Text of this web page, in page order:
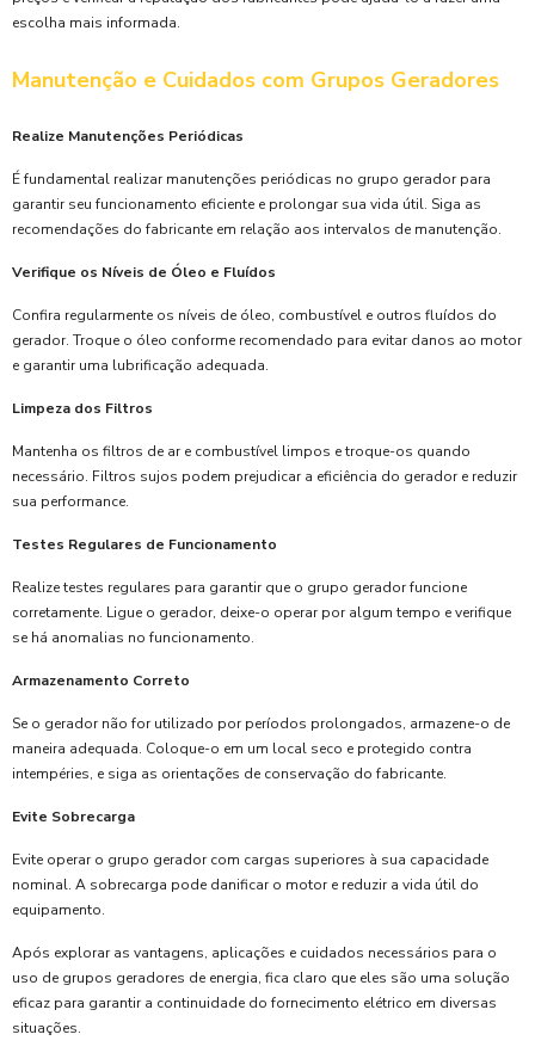
escolha mais informada.
Manutenção e Cuidados com Grupos Geradores
Realize Manutenções Periódicas
É fundamental realizar manutenções periódicas no grupo gerador para
garantir seu funcionamento eficiente e prolongar sua vida útil. Siga as
recomendações do fabricante em relação aos intervalos de manutenção.
Verifique os Níveis de Óleo e Fluídos
Confira regularmente os níveis de óleo, combustível e outros fluídos do
gerador. Troque o óleo conforme recomendado para evitar danos ao motor
e garantir uma lubrificação adequada.
Limpeza dos Filtros
Mantenha os filtros de ar e combustível limpos e troque-os quando
necessário. Filtros sujos podem prejudicar a eficiência do gerador e reduzir
sua performance.
Testes Regulares de Funcionamento
Realize testes regulares para garantir que o grupo gerador funcione
corretamente. Ligue o gerador, deixe-o operar por algum tempo e verifique
se há anomalias no funcionamento.
Armazenamento Correto
Se o gerador não for utilizado por períodos prolongados, armazene-o de
maneira adequada. Coloque-o em um local seco e protegido contra
intempéries, e siga as orientações de conservação do fabricante.
Evite Sobrecarga
Evite operar o grupo gerador com cargas superiores à sua capacidade
nominal. A sobrecarga pode danificar o motor e reduzir a vida útil do
equipamento.
Após explorar as vantagens, aplicações e cuidados necessários para o
uso de grupos geradores de energia, fica claro que eles são uma solução
eficaz para garantir a continuidade do fornecimento elétrico em diversas
situações.